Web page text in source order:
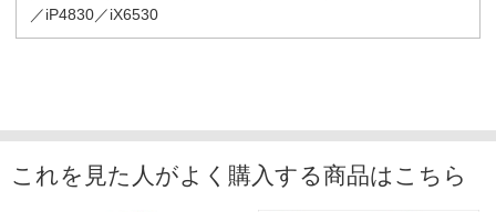
／iP4830／iX6530
これを見た人がよく購入する商品はこちら